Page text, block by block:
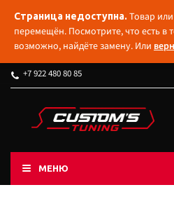
Страница недоступна. Товар
перемещён. Посмотрите, что есть в
возможно, найдёте замену. Или
+7 922 480 80 85
МЕНЮ